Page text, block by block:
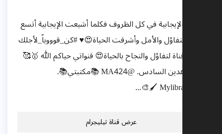
انشروا الإيجابية في كل الظروف فكلما أشيعت الإيجابية أتسع
نطاق التفاؤل والأمل وأشرقت الحياة😍♥️ #كن_قوووياً_لأجلك
✌️🥰 #قناة لتفاؤل والنجاح بالحياة😍 قنواتي حياكم الله 🥇🥰
👇 مجاهدين السادس. @MA424 📚مكتبتي📚.
عرض قناة تيليجرام